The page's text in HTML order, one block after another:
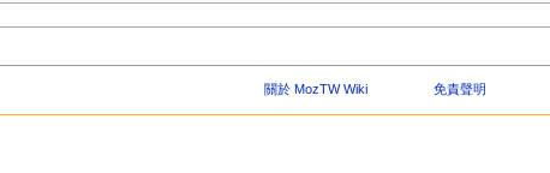
關於 MozTW Wiki 免責聲明